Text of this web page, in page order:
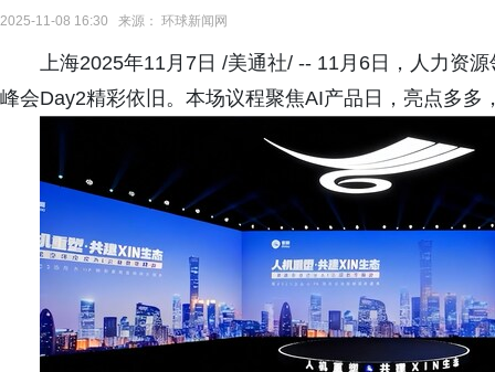
2025-11-08 16:30 来源： 环球新闻网
上海2025年11月7日 /美通社/ -- 11月6日，人力资
峰会Day2精彩依旧。本场议程聚焦AI产品日，亮点多多